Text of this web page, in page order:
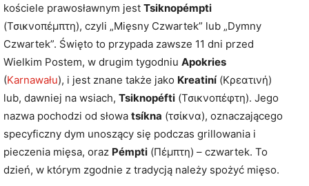
kościele prawosławnym jest Tsiknopémpti
(Τσικνοπέμπτη), czyli „Mięsny Czwartek” lub „Dymny
Czwartek”. Święto to przypada zawsze 11 dni przed
Wielkim Postem, w drugim tygodniu Apokries
(Karnawału), i jest znane także jako Kreatiní(Κρεατινή)
lub, dawniej na wsiach, Tsiknopéfti (Τσικνοπέφτη). Jego
nazwa pochodzi od słowa tsíkna (τσίκνα), oznaczającego
specyficzny dym unoszący się podczas grillowania i
pieczenia mięsa, oraz Pémpti (Πέμπτη) – czwartek. To
dzień, w którym zgodnie z tradycją należy spożyć mięso.